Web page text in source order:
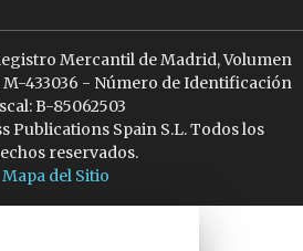
Mercantil de Madrid, Volumen
M-433036 - Número de Identificación
B-85062503
Publications Spain S.L. Todos los
reservados.
Mapa del Sitio